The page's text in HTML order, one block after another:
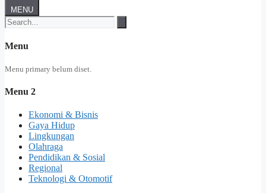
MENU
Menu
Menu primary belum diset.
Menu 2
Ekonomi & Bisnis
Gaya Hidup
Lingkungan
Olahraga
Pendidikan & Sosial
Regional
Teknologi & Otomotif